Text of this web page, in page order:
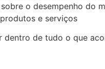
o desempenho do
e serviços
dentro de tudo o que